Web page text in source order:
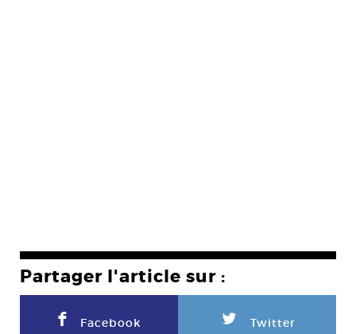
Partager l'article sur :
F Facebook L Twitter